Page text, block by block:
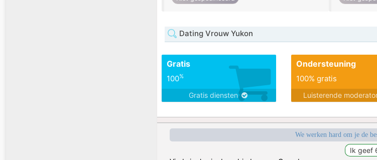
Dating Vrouw Yukon
Gratis
100%
Gratis diensten
Ondersteuning
100% gratis
Luisterende
We werken hard om je de